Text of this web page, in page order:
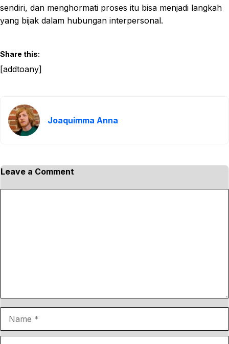
sendiri, dan menghormati proses itu bisa menjadi langkah
yang bijak dalam hubungan interpersonal.
Share this:
[addtoany]
Joaquimma Anna
Leave a Comment
m